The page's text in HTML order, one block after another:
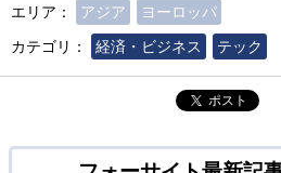
エリア：
アジア
ヨーロッパ
カテゴリ：
経済・ビジネス テック
ポスト